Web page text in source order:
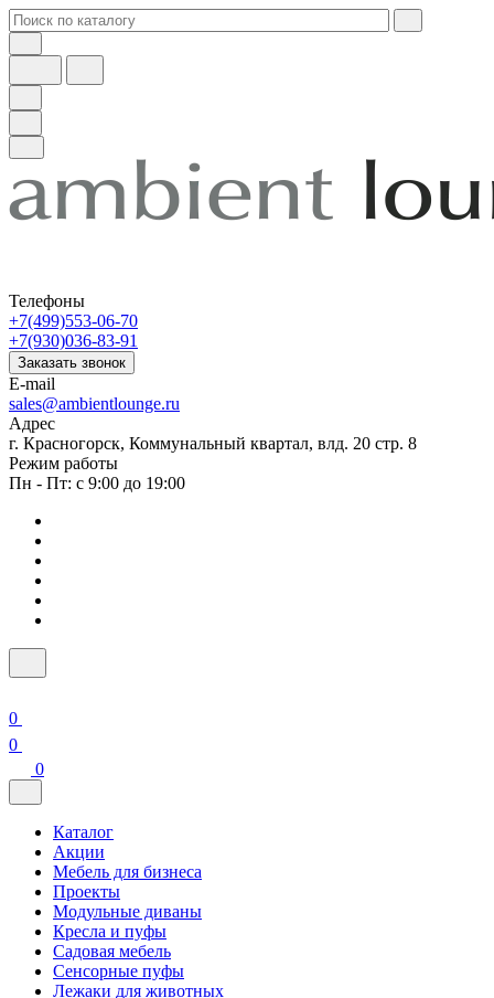
Телефоны
+7(499)553-06-70
+7(930)036-83-91
Заказать звонок
E-mail
sales@ambientlounge.ru
Адрес
г. Красногорск, Коммунальный квартал, влд. 20 стр. 8
Режим работы
Пн - Пт: с 9:00 до 19:00
0
0
0
Каталог
Акции
Мебель для бизнеса
Проекты
Модульные диваны
Кресла и пуфы
Садовая мебель
Сенсорные пуфы
Лежаки для животных